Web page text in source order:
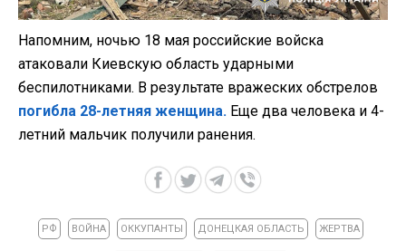
Напомним, ночью 18 мая российские войска
атаковали Киевскую область ударными
беспилотниками. В результате вражеских обстрелов
погибла 28-летняя женщина. Еще два человека и 4-
летний мальчик получили ранения.
РФ ВОЙНА ОККУПАНТЫ ДОНЕЦКАЯ ОБЛАСТЬ ЖЕРТВА